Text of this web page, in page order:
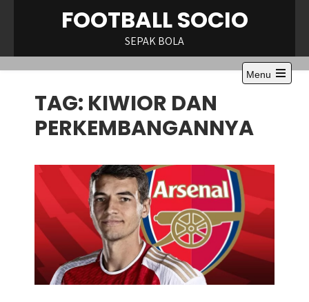
FOOTBALL SOCIO
SEPAK BOLA
Menu
Open
TAG: KIWIOR DAN
PERKEMBANGANNYA